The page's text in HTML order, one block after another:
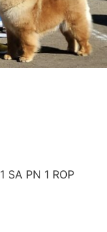
PN 1 ROP